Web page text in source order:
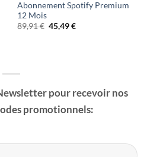
Abonnement Spotify Premium
12 Mois
89,91€ Le
prix
45,49€Le
pour recevoir nos
promotionnels: